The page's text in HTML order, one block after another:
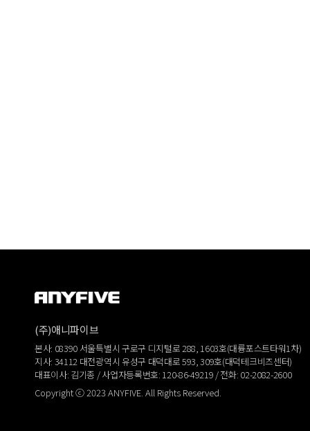
(주)애니파이브
본사: 08390 서울특별시 구로구 디지털로 288, 1603호(대륭포스트타워1차)
지사: 34112 대전광역시 유성구 대덕대로 593, 309호(대덕테크비즈센터)
대표이사: 김기종 / 사업자등록번호: 120-86-49219 / 전화: 02-2082-2600
Copyright ⓒ 2023 ANYFIVE. All Rights Reserved.